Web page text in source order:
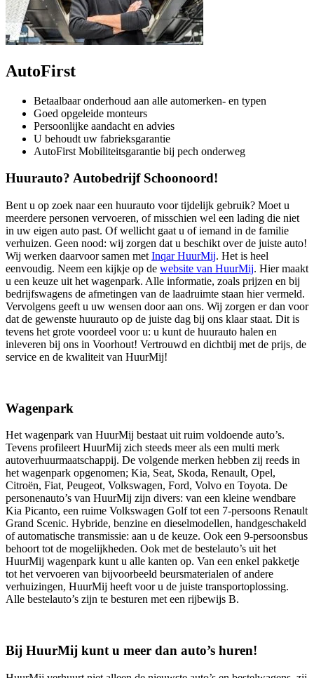
AutoFirst
Betaalbaar onderhoud aan alle automerken- en typen
Goed opgeleide monteurs
Persoonlijke aandacht en advies
U behoudt uw fabrieksgarantie
AutoFirst Mobiliteitsgarantie bij pech onderweg
Huurauto? Autobedrijf Schoonoord!
Bent u op zoek naar een huurauto voor tijdelijk gebruik? Moet u
meerdere personen vervoeren, of misschien wel een lading die niet
in uw eigen auto past. Of wellicht gaat u of iemand in de familie
verhuizen. Geen nood: wij zorgen dat u beschikt over de juiste auto!
Wij werken daarvoor samen met Inqar HuurMij. Het is heel
eenvoudig. Neem een kijkje op de website van HuurMij. Hier maakt
u een keuze uit het wagenpark. Alle informatie, zoals prijzen en bij
bedrijfswagens de afmetingen van de laadruimte staan hier vermeld.
Vervolgens geeft u uw wensen door aan ons. Wij zorgen er dan voor
dat de gewenste huurauto op de juiste dag bij ons klaar staat. Dit is
tevens het grote voordeel voor u: u kunt de huurauto halen en
inleveren bij ons in Voorhout! Vertrouwd en dichtbij met de prijs, de
service en de kwaliteit van HuurMij!
Wagenpark
Het wagenpark van HuurMij bestaat uit ruim voldoende auto’s.
Tevens profileert HuurMij zich steeds meer als een multi merk
autoverhuurmaatschappij. De volgende merken hebben zij reeds in
het wagenpark opgenomen; Kia, Seat, Skoda, Renault, Opel,
Citroën, Fiat, Peugeot, Volkswagen, Ford, Volvo en Toyota. De
personenauto’s van HuurMij zijn divers: van een kleine wendbare
Kia Picanto, een ruime Volkswagen Golf tot een 7-persoons Renault
Grand Scenic. Hybride, benzine en dieselmodellen, handgeschakeld
of automatische transmissie: aan u de keuze. Ook een 9-persoonsbus
behoort tot de mogelijkheden. Ook met de bestelauto’s uit het
HuurMij wagenpark kunt u alle kanten op. Van een enkel pakketje
tot het vervoeren van bijvoorbeeld beursmaterialen of andere
verhuizingen, HuurMij heeft voor u de juiste transportoplossing.
Alle bestelauto’s zijn te besturen met een rijbewijs B.
Bij HuurMij kunt u meer dan auto’s huren!